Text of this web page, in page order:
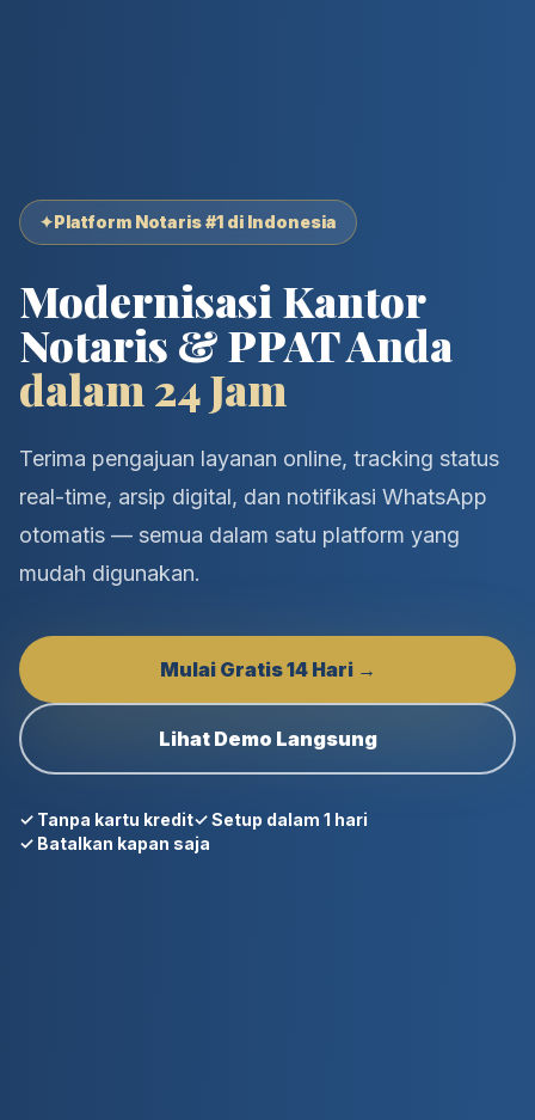
✦Platform Notaris #1 di Indonesia
Modernisasi Kantor
Notaris & PPAT Anda
dalam 24 Jam
Terima pengajuan layanan online, tracking status
real-time, arsip digital, dan notifikasi WhatsApp
otomatis — semua dalam satu platform yang
mudah digunakan.
Mulai Gratis 14 Hari →
Lihat Demo Langsung
✓ Tanpa kartu kredit✓ Setup dalam 1 hari
✓ Batalkan kapan saja